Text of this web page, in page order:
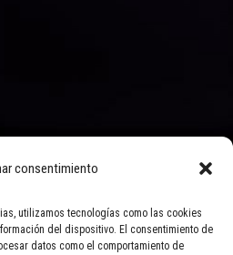
consentimiento
utilizamos tecnologías como las cookies
del dispositivo. El consentimiento de
datos como el comportamiento de
250, 17480 Roses (Girona)